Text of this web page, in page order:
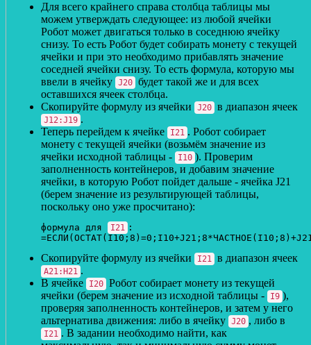
Для всего крайнего справа столбца таблицы мы
можем утверждать следующее: из любой ячейки
Робот может двигаться только в соседнюю ячейку
снизу. То есть Робот будет собирать монету с текущей
ячейки и при это необходимо прибавлять значение
соседней ячейки снизу. То есть формула, которую мы
ввели в ячейку J20 будет такой же и для всех
оставшихся ячеек столбца.
Скопируйте формулу из ячейки
J20 в диапазон ячеек
J12:J19 .
Теперь перейдем к ячейке
I21 . Робот собирает
монету с текущей ячейки (возьмём значение из
ячейки исходной таблицы -
I10 ). Проверим
заполненность контейнеров, и добавим значение
ячейки, в которую Робот пойдет дальше - ячейка J21
(берем значение из результирующей таблицы,
поскольку оно уже просчитано):
формула для I21 :
Скопируйте формулу из ячейки I21 в диапазон ячеек
A21:H21 .
В ячейке
I20 Робот собирает монету из текущей
ячейки (берем значение из исходной таблицы -
I9 ),
проверяя заполненность контейнеров, и затем у него
альтернатива движения: либо в ячейку J20 , либо в
I21 . В задании необходимо найти, как